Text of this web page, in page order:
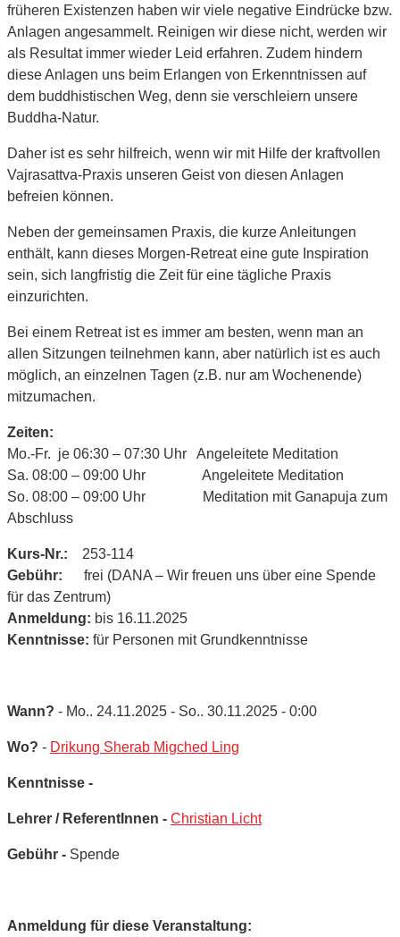
früheren Existenzen haben wir viele negative Eindrücke bzw.
Anlagen angesammelt. Reinigen wir diese nicht, werden wir
als Resultat immer wieder Leid erfahren. Zudem hindern
diese Anlagen uns beim Erlangen von Erkenntnissen auf
dem buddhistischen Weg, denn sie verschleiern unsere
Buddha-Natur.
Daher ist es sehr hilfreich, wenn wir mit Hilfe der kraftvollen
Vajrasattva-Praxis unseren Geist von diesen Anlagen
befreien können.
Neben der gemeinsamen Praxis, die kurze Anleitungen
enthält, kann dieses Morgen-Retreat eine gute Inspiration
sein, sich langfristig die Zeit für eine tägliche Praxis
einzurichten.
Bei einem Retreat ist es immer am besten, wenn man an
allen Sitzungen teilnehmen kann, aber natürlich ist es auch
möglich, an einzelnen Tagen (z.B. nur am Wochenende)
mitzumachen.
Zeiten:
Mo.-Fr. je 06:30 – 07:30 Uhr Angeleitete Meditation
Sa. 08:00 – 09:00 Uhr Angeleitete Meditation
So. 08:00 – 09:00 Uhr Meditation mit Ganapuja zum
Abschluss
Kurs-Nr.: 253-114
Gebühr: frei (DANA – Wir freuen uns über eine Spende
für das Zentrum)
Anmeldung: bis 16.11.2025
Kenntnisse: für Personen mit Grundkenntnisse
Wann? - Mo.. 24.11.2025 - So.. 30.11.2025 - 0:00
Wo? - Drikung Sherab Migched Ling
Kenntnisse -
Lehrer / ReferentInnen - Christian Licht
Gebühr - Spende
Anmeldung für diese Veranstaltung: